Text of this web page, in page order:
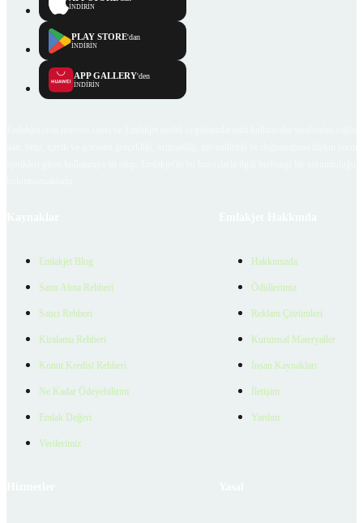
İNDİRİN
PLAY STORE'dan
İNDİRİN
APP GALLERY'den
İNDİRİN
Emlakjet Blog
Satın Alma Rehberi
Satıcı Rehberi
Kiralama Rehberi
Konut Kredisi Rehberi
Ne Kadar Ödeyebilirim
Emlak Değeri
Verilerimiz
Hakkımızda
Ödüllerimiz
Reklam Çözümleri
Kurumsal Materyaller
İnsan Kaynakları
İletişim
Yardım